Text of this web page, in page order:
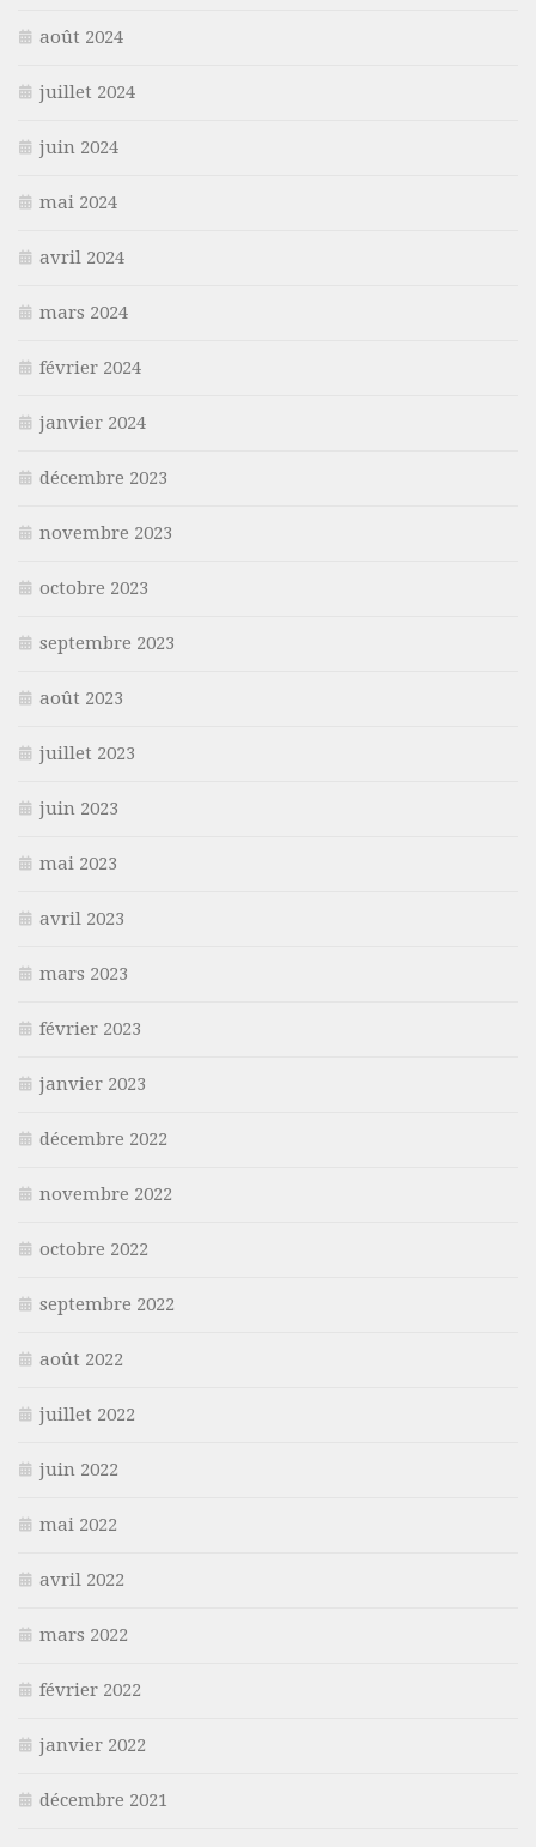
août 2024
juillet 2024
juin 2024
mai 2024
avril 2024
mars 2024
février 2024
janvier 2024
décembre 2023
novembre 2023
octobre 2023
septembre 2023
août 2023
juillet 2023
juin 2023
mai 2023
avril 2023
mars 2023
février 2023
janvier 2023
décembre 2022
novembre 2022
octobre 2022
septembre 2022
août 2022
juillet 2022
juin 2022
mai 2022
avril 2022
mars 2022
février 2022
janvier 2022
décembre 2021